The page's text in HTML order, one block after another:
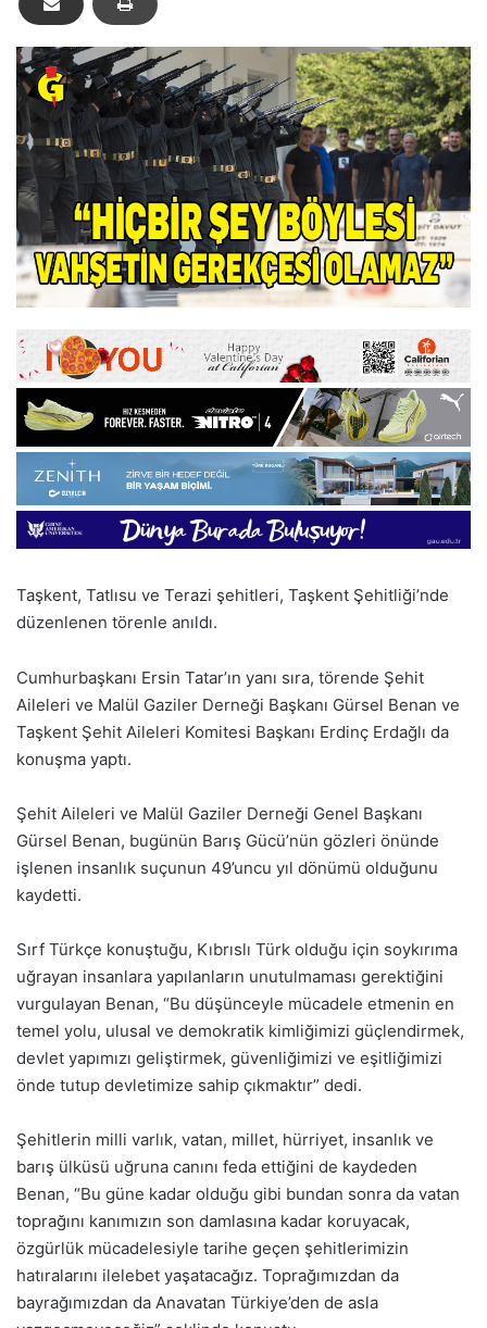
Taşkent, Tatlısu ve Terazi şehitleri, Taşkent Şehitliği’nde
düzenlenen törenle anıldı.
Cumhurbaşkanı Ersin Tatar’ın yanı sıra, törende Şehit
Aileleri ve Malül Gaziler Derneği Başkanı Gürsel Benan ve
Taşkent Şehit Aileleri Komitesi Başkanı Erdinç Erdağlı da
konuşma yaptı.
Şehit Aileleri ve Malül Gaziler Derneği Genel Başkanı
Gürsel Benan, bugünün Barış Gücü’nün gözleri önünde
işlenen insanlık suçunun 49’uncu yıl dönümü olduğunu
kaydetti.
Sırf Türkçe konuştuğu, Kıbrıslı Türk olduğu için soykırıma
uğrayan insanlara yapılanların unutulmaması gerektiğini
vurgulayan Benan, “Bu düşünceyle mücadele etmenin en
temel yolu, ulusal ve demokratik kimliğimizi güçlendirmek,
devlet yapımızı geliştirmek, güvenliğimizi ve eşitliğimizi
önde tutup devletimize sahip çıkmaktır” dedi.
Şehitlerin milli varlık, vatan, millet, hürriyet, insanlık ve
barış ülküsü uğruna canını feda ettiğini de kaydeden
Benan, “Bu güne kadar olduğu gibi bundan sonra da vatan
toprağını kanımızın son damlasına kadar koruyacak,
özgürlük mücadelesiyle tarihe geçen şehitlerimizin
hatıralarını ilelebet yaşatacağız. Toprağımızdan da
bayrağımızdan da Anavatan Türkiye’den de asla